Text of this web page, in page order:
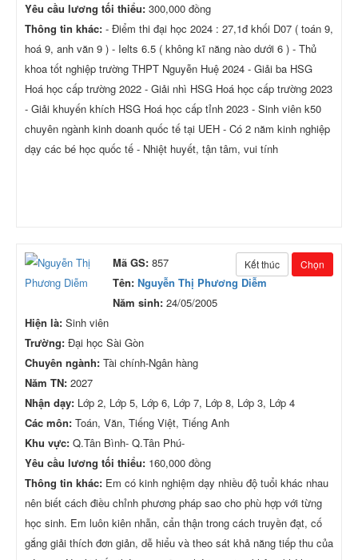
Yêu cầu lương tối thiểu: 300,000 đồng
Thông tin khác: - Điểm thi đại học 2024 : 27,1đ khối D07 ( toán 9,
hoá 9, anh văn 9 ) - Ielts 6.5 ( không kĩ năng nào dưới 6 ) - Thủ
khoa tốt nghiệp trường THPT Nguyễn Huệ 2024 - Giải ba HSG
Hoá học cấp trường 2022 - Giải nhì HSG Hoá học cấp trường 2023
- Giải khuyến khích HSG Hoá học cấp tỉnh 2023 - Sinh viên k50
chuyên ngành kinh doanh quốc tế tại UEH - Có 2 năm kinh nghiệp
dạy các bé học quốc tế - Nhiệt huyết, tận tâm, vui tính
Kết thúc Chọn
Mã GS: 857
Tên: Nguyễn Thị Phương Diễm
Năm sinh: 24/05/2005
Hiện là: Sinh viên
Trường: Đại học Sài Gòn
Chuyên ngành: Tài chính-Ngân hàng
Năm TN: 2027
Nhận dạy: Lớp 2, Lớp 5, Lớp 6, Lớp 7, Lớp 8, Lớp 3, Lớp 4
Các môn: Toán, Văn, Tiếng Việt, Tiếng Anh
Khu vực: Q.Tân Bình- Q.Tân Phú-
Yêu cầu lương tối thiểu: 160,000 đồng
Thông tin khác: Em có kinh nghiệm dạy nhiều độ tuổi khác nhau
nên biết cách điều chỉnh phương pháp sao cho phù hợp với từng
học sinh. Em luôn kiên nhẫn, cẩn thận trong cách truyền đạt, cố
gắng giải thích đơn giản, dễ hiểu và theo sát khả năng tiếp thu của